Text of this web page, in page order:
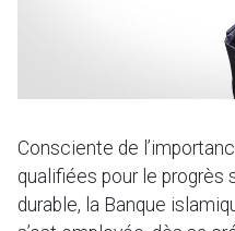
Consciente de
qualifiées pour le
durable, la Banque